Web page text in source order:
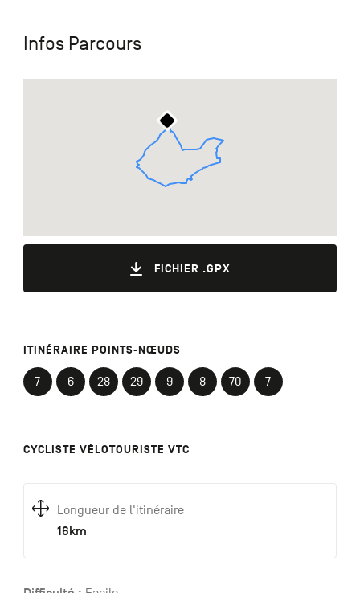
Infos Parcours
FICHIER .GPX
ITINÉRAIRE POINTS-NŒUDS
7 6 28 29 9 8 70 7
CYCLISTE VÉLOTOURISTE VTC
Longueur de l'itinéraire
16km